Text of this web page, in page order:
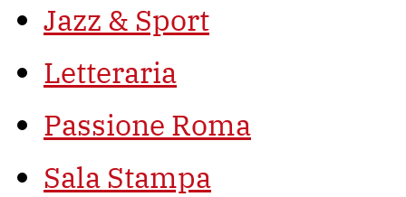
Jazz & Sport
Letteraria
Passione Roma
Sala Stampa